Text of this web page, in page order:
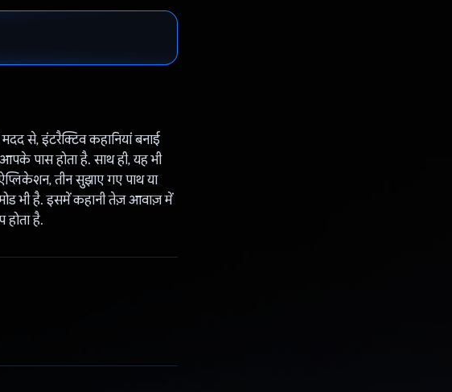
से, इंटरैक्टिव कहानियां बनाई
पास होता है. साथ ही, यह भी
तीन सुझाए गए पाथ या
भी है. इसमें कहानी तेज़ आवाज़ में
है.